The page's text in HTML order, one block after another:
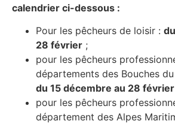
calendrier ci-dessous :
Pour les pêcheurs de loisir :
28 février ;
pour les pêcheurs
départements des Bouches
du 15 décembre au 28
pour les pêcheurs
département des Alpes